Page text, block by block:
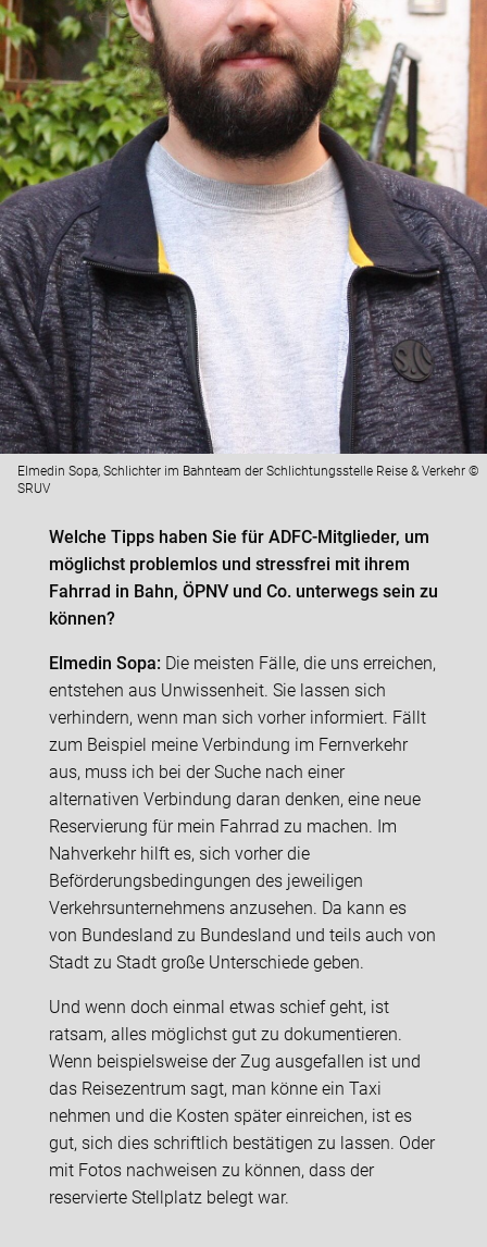
Elmedin Sopa, Schlichter im Bahnteam der Schlichtungsstelle Reise & Verkehr ©
SRUV
Welche Tipps haben Sie für ADFC-Mitglieder, um
möglichst problemlos und stressfrei mit ihrem
Fahrrad in Bahn, ÖPNV und Co. unterwegs sein zu
können?
Elmedin Sopa: Die meisten Fälle, die uns erreichen,
entstehen aus Unwissenheit. Sie lassen sich
verhindern, wenn man sich vorher informiert. Fällt
zum Beispiel meine Verbindung im Fernverkehr
aus, muss ich bei der Suche nach einer
alternativen Verbindung daran denken, eine neue
Reservierung für mein Fahrrad zu machen. Im
Nahverkehr hilft es, sich vorher die
Beförderungsbedingungen des jeweiligen
Verkehrsunternehmens anzusehen. Da kann es
von Bundesland zu Bundesland und teils auch von
Stadt zu Stadt große Unterschiede geben.
Und wenn doch einmal etwas schief geht, ist
ratsam, alles möglichst gut zu dokumentieren.
Wenn beispielsweise der Zug ausgefallen ist und
das Reisezentrum sagt, man könne ein Taxi
nehmen und die Kosten später einreichen, ist es
gut, sich dies schriftlich bestätigen zu lassen. Oder
mit Fotos nachweisen zu können, dass der
reservierte Stellplatz belegt war.